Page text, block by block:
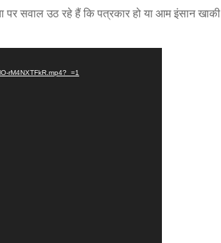
पर सवाल उठ रहे हैं कि पत्रकार हो या आम इंसान खाकी
rM4NXTFkR.mp4?_=1